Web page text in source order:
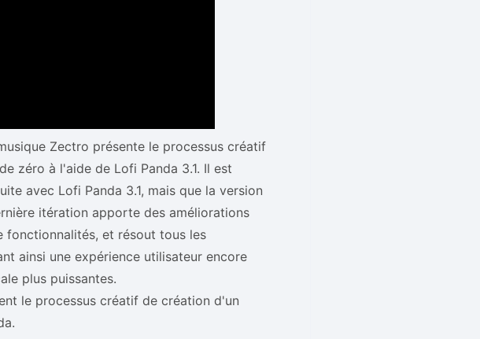
Zectro présente le processus créatif
zéro à l'aide de Lofi Panda 3.1. Il est
avec Lofi Panda 3.1, mais que la version
itération apporte des améliorations
fonctionnalités, et résout tous les
ainsi une expérience utilisateur encore
plus puissantes.
le processus créatif de création d'un